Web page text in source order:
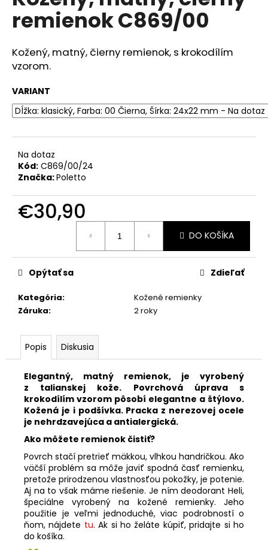
hviezdičiek.
remienok C869/00
Kožený, matný, čierny remienok, s krokodílím
vzorom.
VARIANT
Na dotaz
Kód: C869/00/24
Značka:Poletto
€30,90
DO KOŠÍKA
Kategória:
Kožené remienky
Záruka: 2 roky
Opýtať sa Zdieľať
Popis Diskusia
Elegantný, matný remienok, je vyrobený
z talianskej kože. Povrchová úprava s
krokodílím vzorom pôsobí elegantne a štýlovo.
Kožená je i podšívka. Pracka z nerezovej ocele
je nehrdzavejúca a antialergická.
Ako môžete remienok čistiť?
Povrch stačí pretrieť mäkkou, vlhkou handričkou. Ako
väčší problém sa môže javiť spodná časť remienku,
pretože prirodzenou vlastnosťou pokožky, je potenie.
Aj na to však máme riešenie. Je ním deodorant Heli,
špeciálne vyrobený na kožené remienky. Jeho
použitie je veľmi jednoduché, viac podrobností o
ňom, nájdete tu. Ak si ho želáte kúpiť, pridajte si ho
do košíka.
á
j
s
ť
HĽADAŤ
O
d
p
ú
č
m
e
KOŽENÝ
ČIERNY
701/00
€25,90